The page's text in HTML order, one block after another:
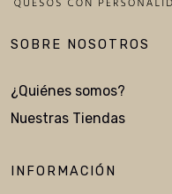
SOBRE NOSOTROS
¿Quiénes somos?
Nuestras Tiendas
INFORMACIÓN